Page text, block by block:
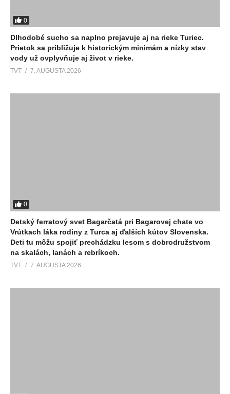
0
Dlhodobé sucho sa naplno prejavuje aj na rieke Turiec.
Prietok sa približuje k historickým minimám a nízky stav
vody už ovplyvňuje aj život v rieke.
TVT 7. AUGUSTA 2026
0
Detský ferratový svet Bagarčatá pri Bagarovej chate vo
Vrútkach láka rodiny z Turca aj ďalších kútov Slovenska.
Deti tu môžu spojiť prechádzku lesom s dobrodružstvom
na skalách, lanách a rebríkoch.
TVT 7. AUGUSTA 2026